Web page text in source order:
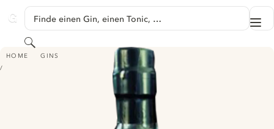
GINVENTORY
Finde einen Gin, einen Tonic, …
Suchen
HOME GINS
D-GIN - PINK SUMMER